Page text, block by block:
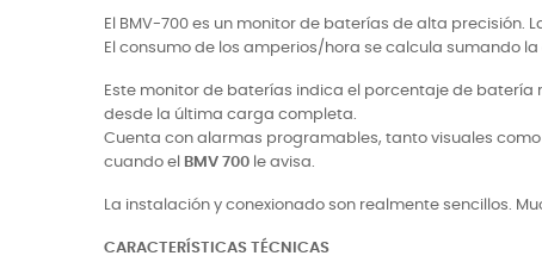
El BMV-700 es un monitor de baterías de alta
El consumo de los amperios/hora se calcula sumando
Este monitor de baterías indica el porcentaje de
desde la última carga completa.
Cuenta con alarmas programables, tanto visuales
cuando el
BMV 700 le avisa.
La instalación y conexionado son realmente sencillos.
CARACTERÍSTICAS TÉCNICAS